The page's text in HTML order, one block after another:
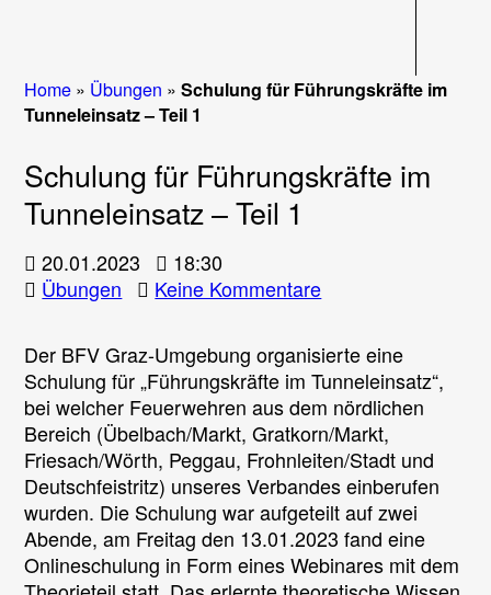
Home » Übungen »Schulung für Führungskräfte im
Tunneleinsatz – Teil 1
Schulung für Führungskräfte im
Tunneleinsatz – Teil 1
20.01.2023
18:30
Übungen
Keine Kommentarezu
Führungskräfte
im
Tunneleinsatz
–
Teil
1
Der BFV Graz-Umgebung organisierte eine
Schulung für „Führungskräfte im Tunneleinsatz“,
bei welcher Feuerwehren aus dem nördlichen
Bereich (Übelbach/Markt, Gratkorn/Markt,
Friesach/Wörth, Peggau, Frohnleiten/Stadt und
Deutschfeistritz) unseres Verbandes einberufen
wurden. Die Schulung war aufgeteilt auf zwei
Abende, am Freitag den 13.01.2023 fand eine
Onlineschulung in Form eines Webinares mit dem